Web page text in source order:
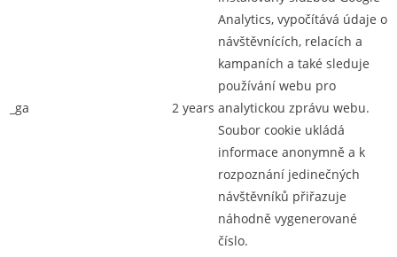
_ga 2 years
Analytics, vypočítává údaje o
návštěvnících, relacích a
kampaních a také sleduje
používání webu pro
analytickou zprávu webu.
Soubor cookie ukládá
informace anonymně a k
rozpoznání jedinečných
návštěvníků přiřazuje
náhodně vygenerované
číslo.